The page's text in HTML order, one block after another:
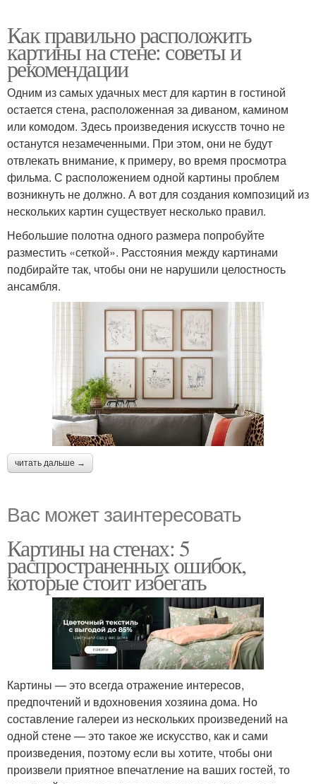
Как правильно расположить
картины на стене: советы и
рекомендации
Одним из самых удачных мест для картин в гостиной
остается стена, расположенная за диваном, камином
или комодом. Здесь произведения искусств точно не
останутся незамеченными. При этом, они не будут
отвлекать внимание, к примеру, во время просмотра
фильма. С расположением одной картины проблем
возникнуть не должно. А вот для создания композиций из
нескольких картин существует несколько правил.
Небольшие полотна одного размера попробуйте
разместить «сеткой». Расстояния между картинами
подбирайте так, чтобы они не нарушили целостность
ансамбля.
читать дальше →
Вас может заинтересовать
Картины на стенах: 5
распространенных ошибок,
которые стоит избегать
Картины — это всегда отражение интересов,
предпочтений и вдохновения хозяина дома. Но
составление галереи из нескольких произведений на
одной стене — это такое же искусство, как и сами
произведения, поэтому если вы хотите, чтобы они
произвели приятное впечатление на ваших гостей, то